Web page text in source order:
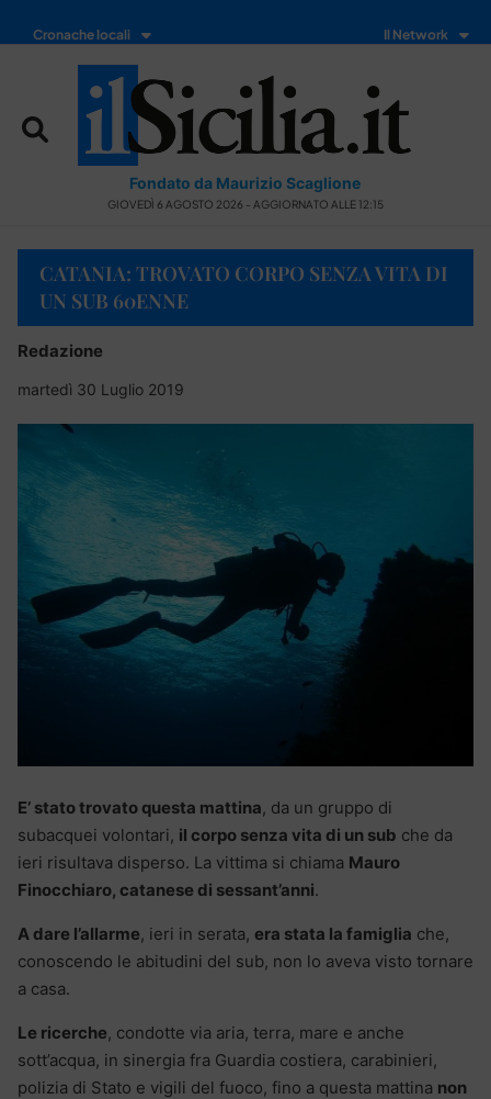
Cronache locali Il Network
Fondato da Maurizio Scaglione
GIOVEDÌ 6 AGOSTO 2026 - AGGIORNATO ALLE 12:15
CATANIA: TROVATO CORPO SENZA VITA DI
UN SUB 60ENNE
Redazione
martedì 30 Luglio 2019
E’ stato trovato questa mattina, da un gruppo di
subacquei volontari, il corpo senza vita di un sub che da
ieri risultava disperso. La vittima si chiama Mauro
Finocchiaro, catanese di sessant’anni.
A dare l’allarme, ieri in serata, era stata la famiglia che,
conoscendo le abitudini del sub, non lo aveva visto tornare
a casa.
Le ricerche, condotte via aria, terra, mare e anche
sott’acqua, in sinergia fra Guardia costiera, carabinieri,
polizia di Stato e vigili del fuoco, fino a questa mattina non